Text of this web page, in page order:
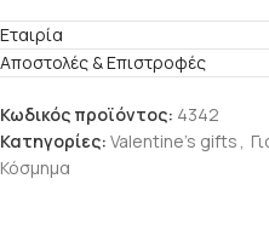
Εταιρία
Αποστολές & Επιστροφές
Κωδικός προϊόντος: 4342
Κατηγορίες: Valentine's gifts ,
Κόσμημα